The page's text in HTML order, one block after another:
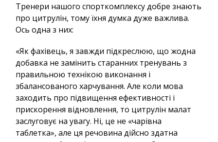
Тренери нашого спорткомплексу добре знають
про цитрулін, тому їхня думка дуже важлива.
Ось одна з них:
«Як фахівець, я завжди підкреслюю, що жодна
добавка не замінить старанних тренувань з
правильною технікою виконання і
збалансованого харчування. Але коли мова
заходить про підвищення ефективності і
прискорення відновлення, то цитрулін малат
заслуговує на увагу. Ні, це не «чарівна
таблетка», але ця речовина дійсно здатна